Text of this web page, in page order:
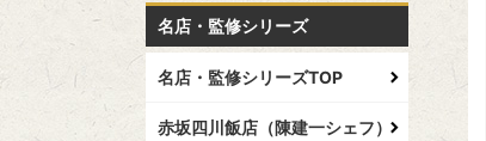
名店・監修シリーズ
名店・監修シリーズTOP
赤坂四川飯店（陳建一シェフ）